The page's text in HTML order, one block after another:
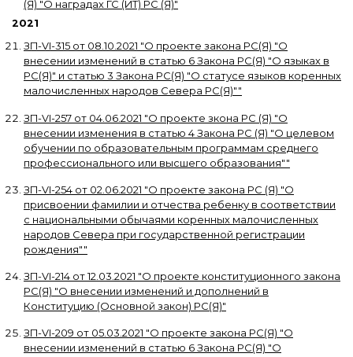
(Я) "О наградах ГС (ИТ) РС (Я)"
2021
ЗП-VI-315 от 08.10.2021 "О проекте закона РС(Я) "О
внесении изменений в статью 6 Закона РС(Я) "О языках в
РС(Я)" и статью 3 Закона РС(Я) "О статусе языков коренных
малочисленных народов Севера РС(Я)""
ЗП-VI-257 от 04.06.2021 "О проекте зкона РС (Я) "О
внесении изменения в статью 4 Закона РС (Я) "О целевом
обучении по образовательным программам среднего
профессионального или высшего образования""
ЗП-VI-254 от 02.06.2021 "О проекте закона РС (Я) "О
присвоении фамилии и отчества ребенку в соответствии
с национальными обычаями коренных малочисленных
народов Севера при государственной регистрации
рождения""
ЗП-VI-214 от12.03.2021 "О проекте конституционного закона
РС(Я) "О внесении изменений и дополнений в
Конституцию (Основной закон) РС(Я)"
ЗП-VI-209 от 05.03.2021 "О проекте закона РС(Я) "О
внесении изменений в статью 6 Закона РС(Я) "О